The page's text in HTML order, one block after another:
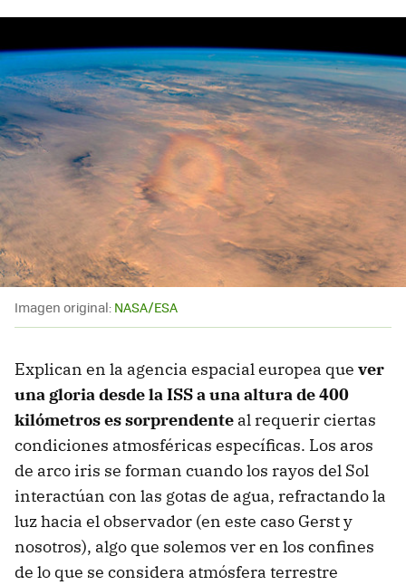
Imagen original: NASA/ESA
Explican en la agencia espacial europea que ver
una gloria desde la ISS a una altura de 400
kilómetros es sorprendente al requerir ciertas
condiciones atmosféricas específicas. Los aros
de arco iris se forman cuando los rayos del Sol
interactúan con las gotas de agua, refractando la
luz hacia el observador (en este caso Gerst y
nosotros), algo que solemos ver en los confines
de lo que se considera atmósfera terrestre